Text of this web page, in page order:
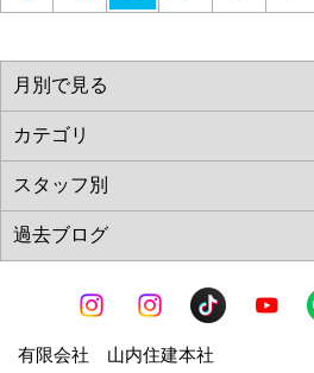
有限会社 山内住建本社